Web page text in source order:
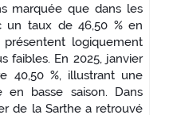
marquée que dans les
un taux de 46,50 % en
présentent logiquement
faibles. En 2025, janvier
40,50 %, illustrant une
en basse saison. Dans
de la Sarthe a retrouvé